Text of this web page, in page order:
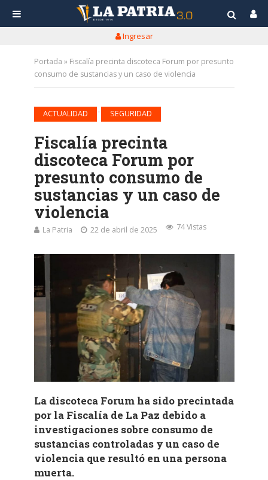
Ingresar
Portada » Fiscalía precinta discoteca Forum por presunto
consumo de sustancias y un caso de violencia
ACTUALIDAD SEGURIDAD
Fiscalía precinta
discoteca Forum por
presunto consumo de
sustancias y un caso de
violencia
La Patria 22 de abril de 2025 74 Vistas
La discoteca Forum ha sido precintada
por la Fiscalía de La Paz debido a
investigaciones sobre consumo de
sustancias controladas y un caso de
violencia que resultó en una persona
muerta.